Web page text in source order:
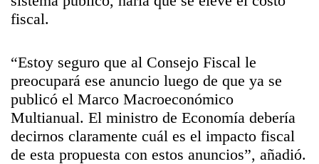
fiscal.
“Estoy seguro que al Consejo Fiscal le
preocupará ese anuncio luego de que ya se
publicó el Marco Macroeconómico
Multianual. El ministro de Economía debería
decirnos claramente cuál es el impacto fiscal
de esta propuesta con estos anuncios”, añadió.